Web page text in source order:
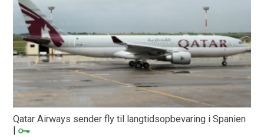
Qatar Airways sender fly til langtidsopbevaring i Spanien
|